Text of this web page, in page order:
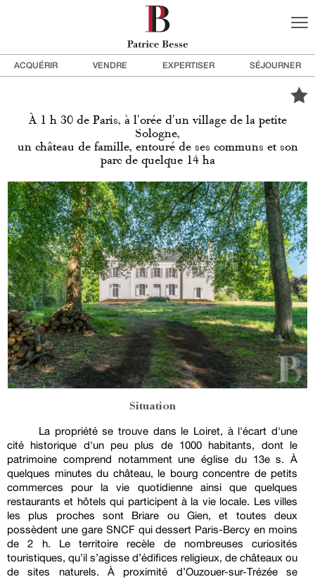
ACQUÉRIR VENDRE EXPERTISER SÉJOURNER
À 1 h 30 de Paris, à l'orée d'un village de la petite
Sologne,
un château de famille, entouré de ses communs et son
parc de quelque 14 ha
Situation
La propriété se trouve dans le Loiret, à l'écart d'une
cité historique d'un peu plus de 1000 habitants, dont le
patrimoine comprend notamment une église du 13e s. À
quelques minutes du château, le bourg concentre de petits
commerces pour la vie quotidienne ainsi que quelques
restaurants et hôtels qui participent à la vie locale. Les villes
les plus proches sont Briare ou Gien, et toutes deux
possèdent une gare SNCF qui dessert Paris-Bercy en moins
de 2 h. Le territoire recèle de nombreuses curiosités
touristiques, qu’il s’agisse d’édifices religieux, de châteaux ou
de sites naturels. À proximité d’Ouzouer-sur-Trézée se